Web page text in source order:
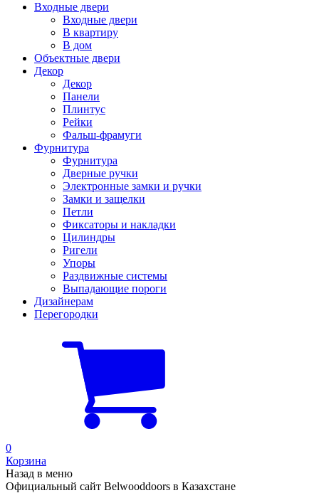
Входные двери
Входные двери
В квартиру
В дом
Объектные двери
Декор
Декор
Панели
Плинтус
Рейки
Фальш-фрамуги
Фурнитура
Фурнитура
Дверные ручки
Электронные замки и ручки
Замки и защелки
Петли
Фиксаторы и накладки
Цилиндры
Ригели
Упоры
Раздвижные системы
Выпадающие пороги
Дизайнерам
Перегородки
0
Корзина
Назад в меню
Официальный сайт Belwooddoors в Казахстане